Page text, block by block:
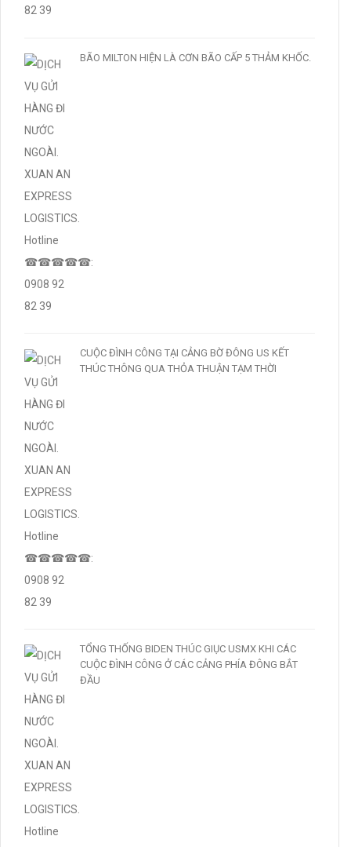
BÃO MILTON HIỆN LÀ CƠN BÃO CẤP 5 THẢM KHỐC.
CUỘC ĐÌNH CÔNG TẠI CẢNG BỜ ĐÔNG US KẾT
THÚC THÔNG QUA THỎA THUẬN TẠM THỜI
TỔNG THỐNG BIDEN THÚC GIỤC USMX KHI CÁC
CUỘC ĐÌNH CÔNG Ở CÁC CẢNG PHÍA ĐÔNG BẮT
ĐẦU